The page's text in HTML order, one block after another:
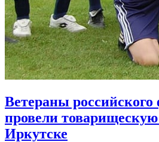
Ветераны российского
провели товарищескую
Иркутске